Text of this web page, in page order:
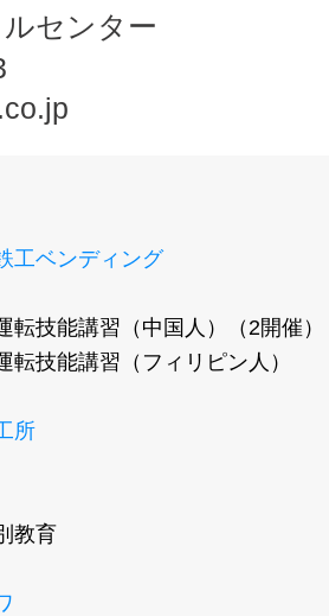
センター
ベンディング
転技能講習（中国人）（2開催）
転技能講習（フィリピン人）
所
教育